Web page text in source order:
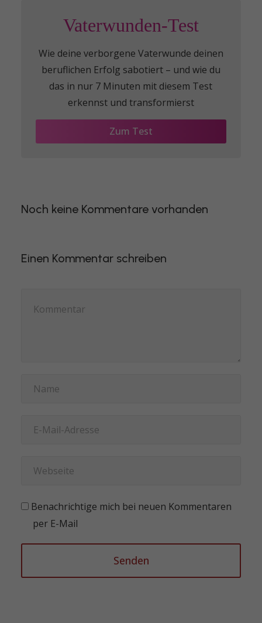
Vaterwunden-Test
Wie deine verborgene Vaterwunde deinen
beruflichen Erfolg sabotiert – und wie du
das in nur 7 Minuten mit diesem Test
erkennst und transformierst
Zum Test
Noch keine Kommentare vorhanden
Einen Kommentar schreiben
Benachrichtige mich bei neuen Kommentaren
per E-Mail
Senden